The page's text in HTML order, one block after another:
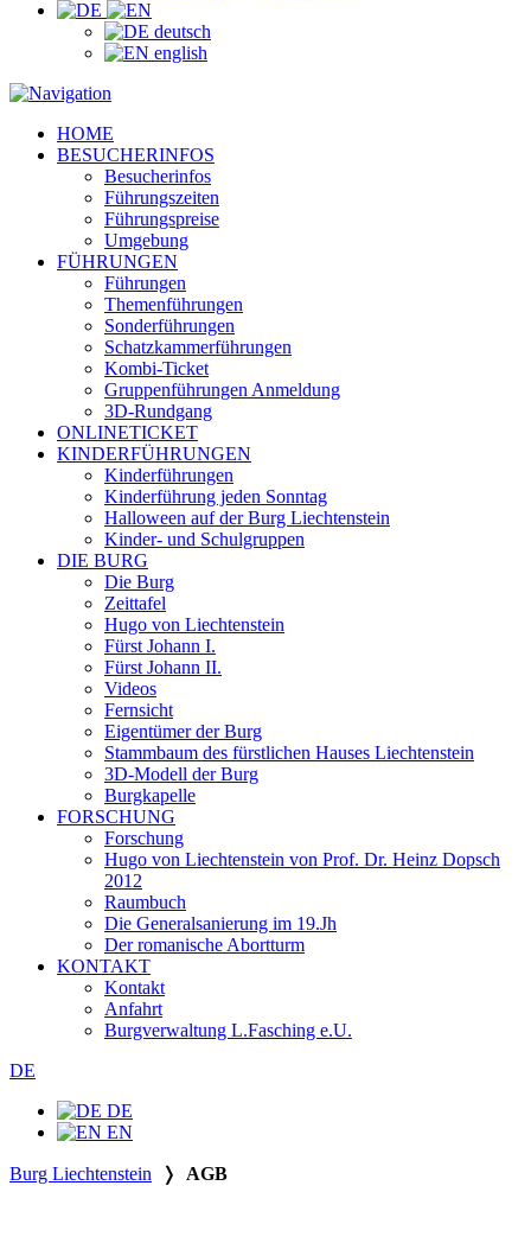
deutsch
english
HOME
BESUCHERINFOS
Besucherinfos
Führungszeiten
Führungspreise
Umgebung
FÜHRUNGEN
Führungen
Themenführungen
Sonderführungen
Schatzkammerführungen
Kombi-Ticket
Gruppenführungen Anmeldung
3D-Rundgang
ONLINETICKET
KINDERFÜHRUNGEN
Kinderführungen
Kinderführung jeden Sonntag
Halloween auf der Burg Liechtenstein
Kinder- und Schulgruppen
DIE BURG
Die Burg
Zeittafel
Hugo von Liechtenstein
Fürst Johann I.
Fürst Johann II.
Videos
Fernsicht
Eigentümer der Burg
Stammbaum des fürstlichen Hauses Liechtenstein
3D-Modell der Burg
Burgkapelle
FORSCHUNG
Forschung
Hugo von Liechtenstein von Prof. Dr. Heinz Dopsch
2012
Raumbuch
Die Generalsanierung im 19.Jh
Der romanische Abortturm
KONTAKT
Kontakt
Anfahrt
Burgverwaltung L.Fasching e.U.
DE
DE
EN
Burg Liechtenstein ❭ AGB